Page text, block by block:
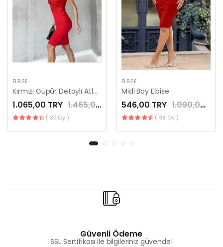
ELBISE
Kırmızı Güpür Detaylı Atlas Kumaş Elbise
1.065,00 TRY 1.465,00 TRY
( 37 Oy )
ELBISE
Midi Boy Elbise
546,00 TRY 1.090,00 TRY
( 38 Oy )
Güvenli Ödeme
SSL Sertifikası ile bilgileriniz güvende!